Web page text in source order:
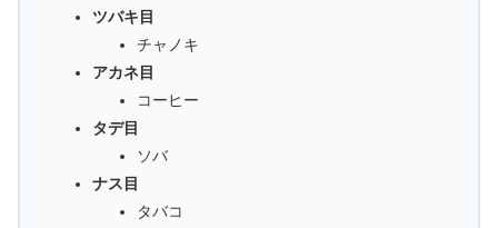
ツバキ目
チャノキ
アカネ目
コーヒー
タデ目
ソバ
ナス目
タバコ